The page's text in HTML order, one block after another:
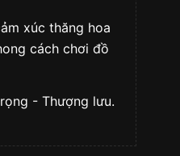
xúc thăng hoa
cách chơi đồ
- Thượng lưu.